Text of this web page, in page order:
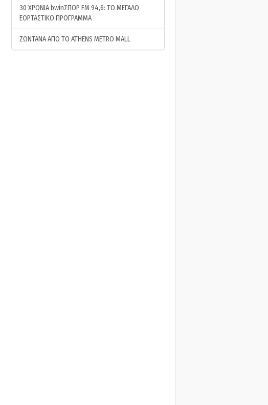
30 ΧΡΟΝΙΑ bwinΣΠΟΡ FM 94,6: ΤΟ ΜΕΓΑΛΟ
ΕΟΡΤΑΣΤΙΚΟ ΠΡΟΓΡΑΜΜΑ
ΖΩΝΤΑΝΑ ΑΠΟ ΤΟ ATHENS METRO MALL